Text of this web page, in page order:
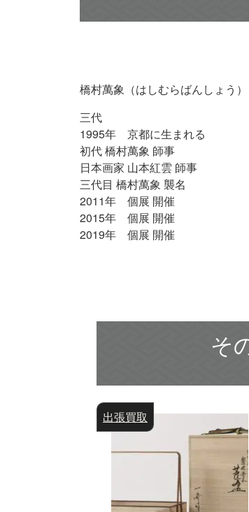
橋村萬象（はしむらばんしょう）
三代
1995年 京都に生まれる
初代 橋村萬象 師事
日本画家 山本紅雲 師事
三代目 橋村萬象 襲名
2011年 個展 開催
2015年 個展 開催
2019年 個展 開催
そ
出張買取